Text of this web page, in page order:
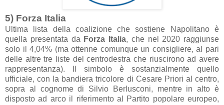
5) Forza Italia
Ultima lista della coalizione che sostiene Napolitano è
quella presentata da Forza Italia, che nel 2020 raggiunse
solo il 4,04% (ma ottenne comunque un consigliere, al pari
delle altre tre liste del centrodestra che riuscirono ad avere
rappresentanza). Il simbolo è sostanzialmente quello
ufficiale, con la bandiera tricolore di Cesare Priori al centro,
sopra al cognome di Silvio Berlusconi, mentre in alto è
disposto ad arco il riferimento al Partito popolare europeo,